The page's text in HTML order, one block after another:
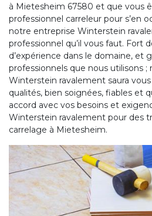
à Mietesheim 67580 et que vous
professionnel carreleur pour s’en
notre entreprise Winterstein
professionnel qu’il vous faut. Fort
d’expérience dans le domaine, et
professionnels que nous utilisons ;
Winterstein ravalement saura
qualités, bien soignées, fiables et
accord avec vos besoins et
Winterstein ravalement pour des
carrelage à Mietesheim.